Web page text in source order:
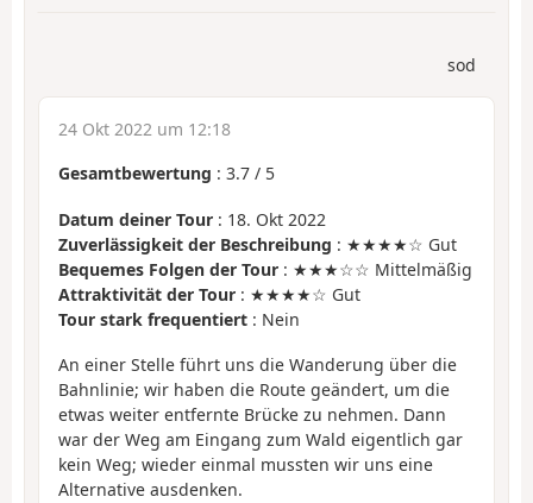
sod
24 Okt 2022 um 12:18
Gesamtbewertung : 3.7 / 5
Datum deiner Tour : 18. Okt 2022
Zuverlässigkeit der Beschreibung : ★★★★☆ Gut
Bequemes Folgen der Tour : ★★★☆☆ Mittelmäßig
Attraktivität der Tour : ★★★★☆ Gut
Tour stark frequentiert : Nein
An einer Stelle führt uns die Wanderung über die
Bahnlinie; wir haben die Route geändert, um die
etwas weiter entfernte Brücke zu nehmen. Dann
war der Weg am Eingang zum Wald eigentlich gar
kein Weg; wieder einmal mussten wir uns eine
Alternative ausdenken.